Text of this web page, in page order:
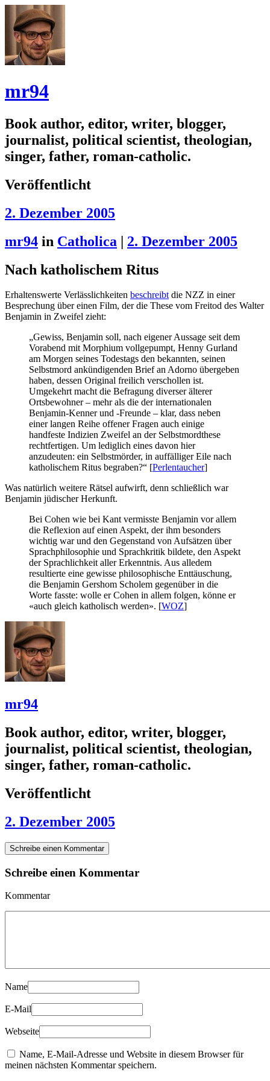
mr94
Book author, editor, writer, blogger,
journalist, political scientist, theologian,
singer, father, roman-catholic.
Veröffentlicht
2. Dezember 2005
mr94 in Catholica | 2. Dezember 2005
Nach katholischem Ritus
Erhaltenswerte Verlässlichkeiten beschreibtdie NZZ in einer
Besprechung über einen Film, der die These vom Freitod des Walter
Benjamin in Zweifel zieht:
„Gewiss, Benjamin soll, nach eigener Aussage seit dem
Vorabend mit Morphium vollgepumpt, Henny Gurland
am Morgen seines Todestags den bekannten, seinen
Selbstmord ankündigenden Brief an Adorno übergeben
haben, dessen Original freilich verschollen ist.
Umgekehrt macht die Befragung diverser älterer
Ortsbewohner – mehr als die der internationalen
Benjamin-Kenner und -Freunde – klar, dass neben
einer langen Reihe offener Fragen auch einige
handfeste Indizien Zweifel an der Selbstmordthese
rechtfertigen. Um lediglich eines davon hier
anzudeuten: ein Selbstmörder, in auffälliger Eile nach
katholischem Ritus begraben?“ [Perlentaucher]
Was natürlich weitere Rätsel aufwirft, denn schließlich war
Benjamin jüdischer Herkunft.
Bei Cohen wie bei Kant vermisste Benjamin vor allem
die Reflexion auf einen Aspekt, der ihm besonders
wichtig war und den Gegenstand von Aufsätzen über
Sprachphilosophie und Sprachkritik bildete, den Aspekt
der Sprachlichkeit aller Erkenntnis. Aus alledem
resultierte eine gewisse philosophische Enttäuschung,
die Benjamin Gershom Scholem gegenüber in die
Worte fasste: wolle er Cohen in allem folgen, könne er
«auch gleich katholisch werden». [WOZ]
mr94
Book author, editor, writer, blogger,
journalist, political scientist, theologian,
singer, father, roman-catholic.
Veröffentlicht
2. Dezember 2005
Schreibe einen Kommentar
Schreibe einen Kommentar
Kommentar
Name
E-Mail
Webseite
Name, E-Mail-Adresse und Website in diesem Browser für
meinen nächsten Kommentar speichern.